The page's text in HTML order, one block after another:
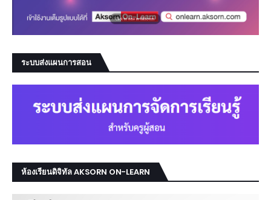
ระบบส่งแผนการสอน
ห้องเรียนดิจิทัล AKSORN ON-LEARN